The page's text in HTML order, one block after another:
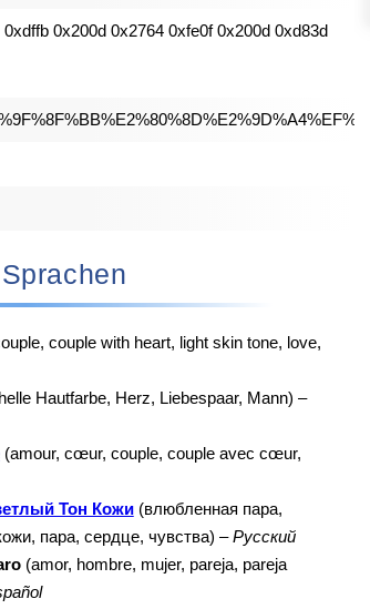
0x200d 0x2764 0xfe0f 0x200d 0xd83d
Sprachen
couple with heart, light skin tone, love,
Hautfarbe, Herz, Liebespaar, Mann) –
(amour, cœur, couple, couple avec cœur,
Тон Кожи(влюбленная пара,
пара, сердце, чувства) –Русский
(amor, hombre, mujer, pareja, pareja